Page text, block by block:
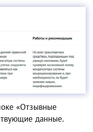
«Отзывные
данные.